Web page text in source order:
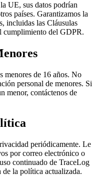
UE, sus datos podrían
países. Garantizamos la
incluidas las Cláusulas
cumplimiento del GDPR.
menores de 16 años. No
personal de menores. Si
menor, contáctenos de
periódicamente. Le
por correo electrónico o
continuado de TraceLog
la política actualizada.